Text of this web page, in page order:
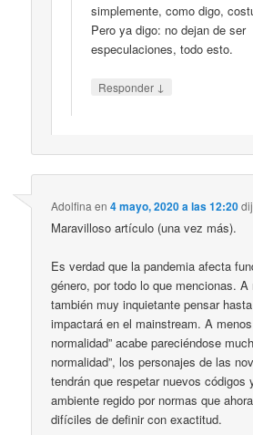
simplemente, como digo,
Pero ya digo: no dejan de ser
especulaciones, todo esto.
Responder ↓
Adolfina en4 mayo, 2020 a las 12:20
Maravilloso artículo (una vez más).
Es verdad que la pandemia afecta
género, por todo lo que mencionas.
también muy inquietante pensar
impactará en el mainstream. A
normalidad” acabe pareciéndose
normalidad”, los personajes de las
tendrán que respetar nuevos códigos
ambiente regido por normas que
difíciles de definir con exactitud.